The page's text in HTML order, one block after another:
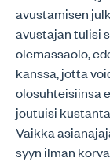
avustamisen
avustajan tulisi
olemassaolo,
kanssa, jotta
olosuhteisiinsa
joutuisi
Vaikka
syyn ilman